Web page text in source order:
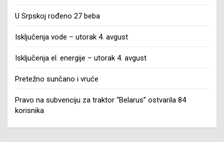
U Srpskoj rođeno 27 beba
Isključenja vode – utorak 4. avgust
Isključenja el. energije – utorak 4. avgust
Pretežno sunčano i vruće
Pravo na subvenciju za traktor “Belarus” ostvarila 84
korisnika